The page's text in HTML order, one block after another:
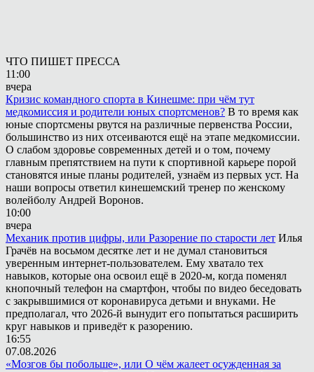
ЧТО ПИШЕТ ПРЕССА
11:00
вчера
Кризис командного спорта в Кинешме: при чём тут
медкомиссия и родители юных спортсменов? В то время как
юные спортсмены рвутся на различные первенства России,
большинство из них отсеиваются ещё на этапе медкомиссии.
О слабом здоровье современных детей и о том, почему
главным препятствием на пути к спортивной карьере порой
становятся иные планы родителей, узнаём из первых уст. На
наши вопросы ответил кинешемский тренер по женскому
волейболу Андрей Воронов.
10:00
вчера
Механик против цифры, или Разорение по старости лет Илья
Грачёв на восьмом десятке лет и не думал становиться
уверенным интернет-пользователем. Ему хватало тех
навыков, которые она освоил ещё в 2020-м, когда поменял
кнопочный телефон на смартфон, чтобы по видео беседовать
с закрывшимися от коронавируса детьми и внуками. Не
предполагал, что 2026-й вынудит его попытаться расширить
круг навыков и приведёт к разорению.
16:55
07.08.2026
«Мозгов бы побольше», или О чём жалеет осужденная за